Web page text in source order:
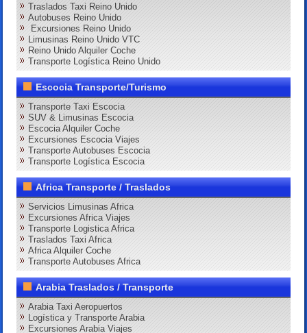
Traslados Taxi Reino Unido
Autobuses Reino Unido
Excursiones Reino Unido
Limusinas Reino Unido VTC
Reino Unido Alquiler Coche
Transporte Logística Reino Unido
Escocia Transporte/Turismo
Transporte Taxi Escocia
SUV & Limusinas Escocia
Escocia Alquiler Coche
Excursiones Escocia Viajes
Transporte Autobuses Escocia
Transporte Logística Escocia
Africa Transporte / Traslados
Servicios Limusinas Africa
Excursiones Africa Viajes
Transporte Logistica Africa
Traslados Taxi Africa
Africa Alquiler Coche
Transporte Autobuses Africa
Arabia Traslados / Transporte
Arabia Taxi Aeropuertos
Logística y Transporte Arabia
Excursiones Arabia Viajes